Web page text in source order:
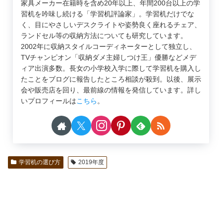
家具メーカー在籍時を含め20年以上、年間200台以上の学
習机を吟味し続ける「学習机評論家」。学習机だけでな
く、目にやさしいデスクライトや姿勢良く座れるチェア、
ランドセル等の収納方法についても研究しています。
2002年に収納スタイルコーディネーターとして独立し、
TVチャンピオン「収納ダメ主婦しつけ王」優勝などメデ
ィア出演多数。長女の小学校入学に際して学習机を購入し
たことをブログに報告したところ相談が殺到。以後、展示
会や販売店を回り、最前線の情報を発信しています。詳し
いプロフィールはこちら 。
学習机の選び方 2019年度